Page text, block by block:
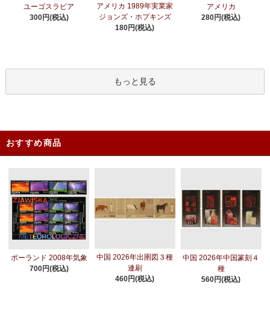
ユーゴスラビア
300円(税込)
アメリカ 1989年実業家
ジョンズ・ホプキンズ
180円(税込)
アメリカ
280円(税込)
もっと見る
おすすめ商品
ポーランド 2008年気象
700円(税込)
中国 2026年出圉図３種
連刷
460円(税込)
中国 2026年中国篆刻４
種
560円(税込)